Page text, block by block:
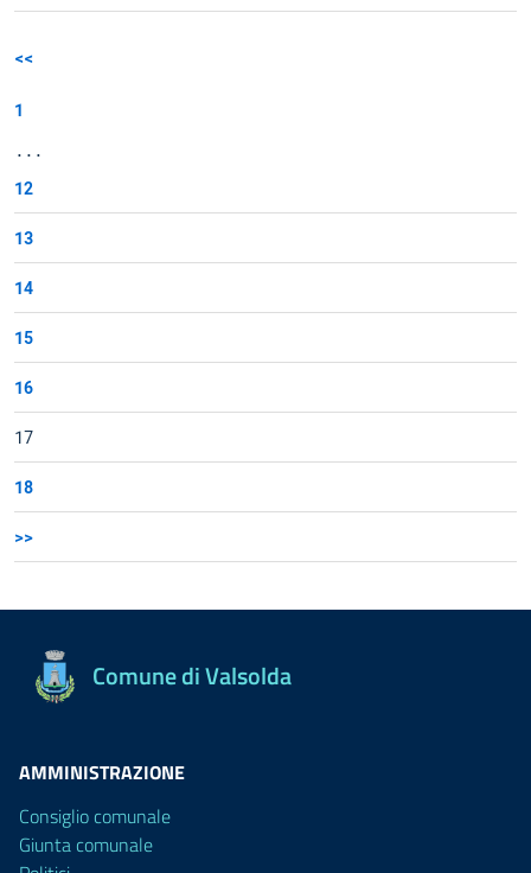
<<
1
...
12
13
14
15
16
17
18
>>
Comune di Valsolda
AMMINISTRAZIONE
Consiglio comunale
Giunta comunale